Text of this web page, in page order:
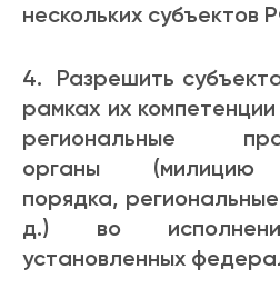
нескольких субъектов
4. Разрешить
рамках их
региональные
органы (милицию
порядка,
д.) во
установленных